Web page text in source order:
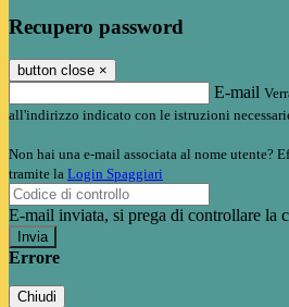
Recupero password
button close ×
E-mail
all'indirizzo indicato con le istruzioni
Non hai una e-mail associata al nome utente?
tramite la Login Spaggiari
E-mail inviata, si prega di controllare la
Errore
Chiudi